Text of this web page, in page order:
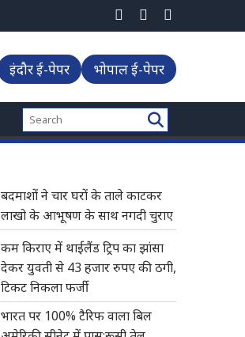
इंदौर ई-पेपर भोपाल ई-पेपर
बदमाशों ने चार घरों के ताले काटकर
लाखो के आभूषण के साथ नगदी चुराए
कम किराए में थाईलैंड ट्रिप का झांसा
देकर युवती से 43 हजार रुपए की ठगी,
टिकट निकला फर्जी
भारत पर 100% टैरिफ वाला बिल